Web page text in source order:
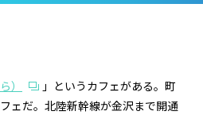
）
」というカフェがある。町
ェだ。北陸新幹線が金沢まで開通